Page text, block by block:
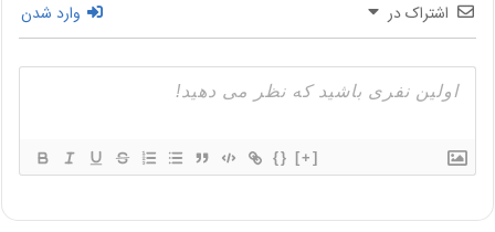
اشتراک در وارد شدن
{} [+]